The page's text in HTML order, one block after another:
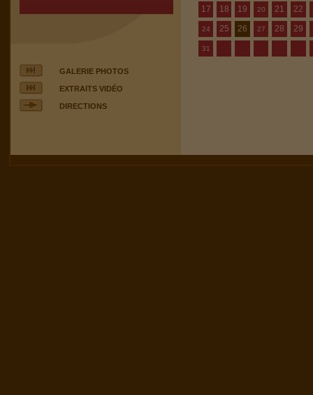
GALERIE PHOTOS
EXTRAITS VIDÉO
DIRECTIONS
17
18 19 20 21 22
24 25 26 27 28 29
31